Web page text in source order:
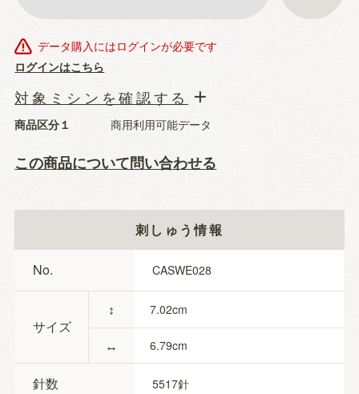
データ購入にはログインが必要です
ログインはこちら
商品区分１ 商用利用可能データ
この商品について問い合わせる
対象ミシンを確認する
刺しゅう情報
No. CASWE028
サイズ
↕
↔
7.02
6.79
針数 5517